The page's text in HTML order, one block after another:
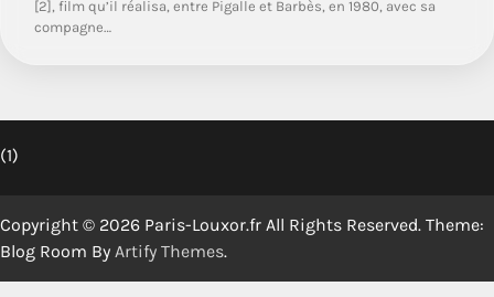
[2], film qu’il réalisa, entre Pigalle et Barbès, en 1980, avec sa
compagne…
(1)
Copyright © 2026 Paris-Louxor.fr All Rights Reserved. Theme:
Blog Room By Artify Themes.